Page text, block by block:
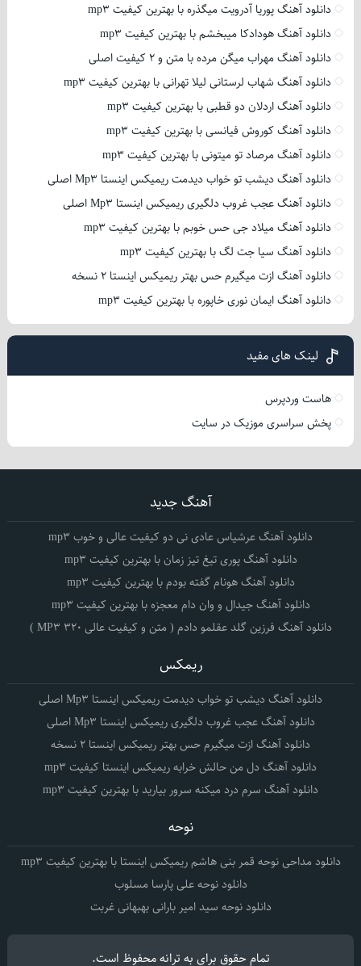
دانلود آهنگ پوریا آدرویت میگذره با بهترین کیفیت mp3
دانلود آهنگ هودادکا میبخشم با بهترین کیفیت mp3
دانلود آهنگ مهراب میگن مرده با متن و 2 کیفیت اصلی
دانلود آهنگ شهاب لرستانی لیلا تهرانی با بهترین کیفیت mp3
دانلود آهنگ اردلان دو قطبی با بهترین کیفیت mp3
دانلود آهنگ کوروش فیانسی با بهترین کیفیت mp3
دانلود آهنگ مرصاد تو میتونی با بهترین کیفیت mp3
دانلود آهنگ دیشب تو خواب دیدمت ریمیکس اینستا Mp3 اصلی
دانلود آهنگ عجب غروب دلگیری ریمیکس اینستا Mp3 اصلی
دانلود آهنگ میلاد جی حس خوبم با بهترین کیفیت mp3
دانلود آهنگ سیا جت لگ با بهترین کیفیت mp3
دانلود آهنگ ازت میگیرم حس بهتر ریمیکس اینستا 2 نسخه
دانلود آهنگ ایمان نوری خاپوره با بهترین کیفیت mp3
لینک های مفید
هاست وردپرس
پخش سراسری موزیک در سایت
آهنگ جدید
دانلود آهنگ عرشیاس عادی نی دو کیفیت عالی و خوب mp3
دانلود آهنگ پوری تیغ تیز زمان با بهترین کیفیت mp3
دانلود آهنگ هونام گفته بودم با بهترین کیفیت mp3
دانلود آهنگ جیدال و وان دام معجزه با بهترین کیفیت mp3
دانلود آهنگ فرزین گلد عقلمو دادم ( متن و کیفیت عالی 320 MP3 )
ریمکس
دانلود آهنگ دیشب تو خواب دیدمت ریمیکس اینستا Mp3 اصلی
دانلود آهنگ عجب غروب دلگیری ریمیکس اینستا Mp3 اصلی
دانلود آهنگ ازت میگیرم حس بهتر ریمیکس اینستا 2 نسخه
دانلود آهنگ دل من حالش خرابه ریمیکس اینستا کیفیت mp3
دانلود آهنگ سرم درد میکنه سرور بیارید با بهترین کیفیت mp3
نوحه
دانلود مداحی نوحه قمر بنی هاشم ریمیکس اینستا با بهترین کیفیت mp3
دانلود نوحه علی پارسا مسلوب
دانلود نوحه سید امیر بارانی بهبهانی غربت
تمام حقوق برای به ترانهمحفوظ است.